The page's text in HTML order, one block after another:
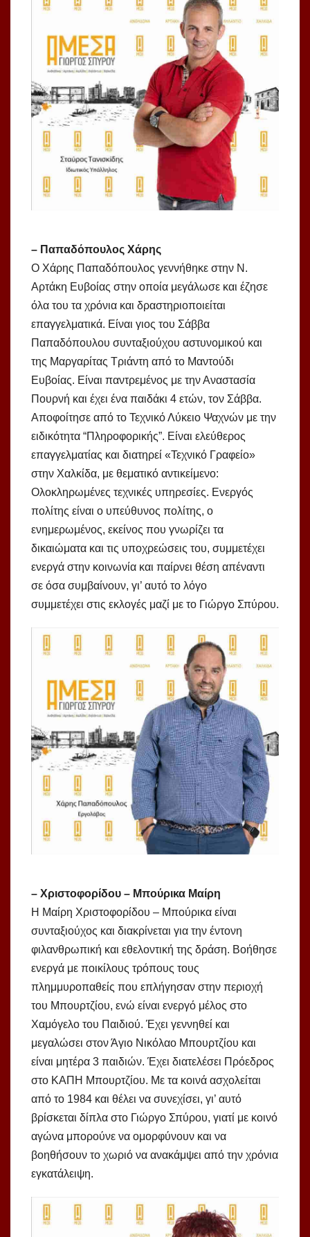
– Παπαδόπουλος Χάρης
O Χάρης Παπαδόπουλος γεννήθηκε στην Ν.
Αρτάκη Ευβοίας στην οποία μεγάλωσε και έζησε
όλα του τα χρόνια και δραστηριοποιείται
επαγγελματικά. Είναι γιος του Σάββα
Παπαδόπουλου συνταξιούχου αστυνομικού και
της Μαργαρίτας Τριάντη από το Μαντούδι
Ευβοίας. Είναι παντρεμένος με την Αναστασία
Πουρνή και έχει ένα παιδάκι 4 ετών, τον Σάββα.
Αποφοίτησε από το Τεχνικό Λύκειο Ψαχνών με την
ειδικότητα “Πληροφορικής”. Είναι ελεύθερος
επαγγελματίας και διατηρεί «Τεχνικό Γραφείο»
στην Χαλκίδα, με θεματικό αντικείμενο:
Ολοκληρωμένες τεχνικές υπηρεσίες. Ενεργός
πολίτης είναι ο υπεύθυνος πολίτης, ο
ενημερωμένος, εκείνος που γνωρίζει τα
δικαιώματα και τις υποχρεώσεις του, συμμετέχει
ενεργά στην κοινωνία και παίρνει θέση απέναντι
σε όσα συμβαίνουν, γι’ αυτό το λόγο
συμμετέχει στις εκλογές μαζί με το Γιώργο Σπύρου.
– Χριστοφορίδου – Μπούρικα Μαίρη
Η Μαίρη Χριστοφορίδου – Μπούρικα είναι
συνταξιούχος και διακρίνεται για την έντονη
φιλανθρωπική και εθελοντική της δράση. Βοήθησε
ενεργά με ποικίλους τρόπους τους
πλημμυροπαθείς που επλήγησαν στην περιοχή
του Μπουρτζίου, ενώ είναι ενεργό μέλος στο
Χαμόγελο του Παιδιού. Έχει γεννηθεί και
μεγαλώσει στον Άγιο Νικόλαο Μπουρτζίου και
είναι μητέρα 3 παιδιών. Έχει διατελέσει Πρόεδρος
στο ΚΑΠΗ Μπουρτζίου. Με τα κοινά ασχολείται
από το 1984 και θέλει να συνεχίσει, γι’ αυτό
βρίσκεται δίπλα στο Γιώργο Σπύρου, γιατί με κοινό
αγώνα μπορούνε να ομορφύνουν και να
βοηθήσουν το χωριό να ανακάμψει από την χρόνια
εγκατάλειψη.